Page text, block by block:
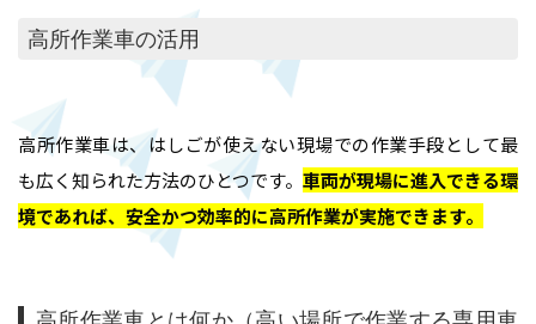
ホーム
業務内容
高所作業・ロープアクセス
高所作業車の活用
高所作業車は、はしごが使えない現場での作業手段として最
も広く知られた方法のひとつです。 車両が現場に進入できる環
境であれば、安全かつ効率的に高所作業が実施できます。